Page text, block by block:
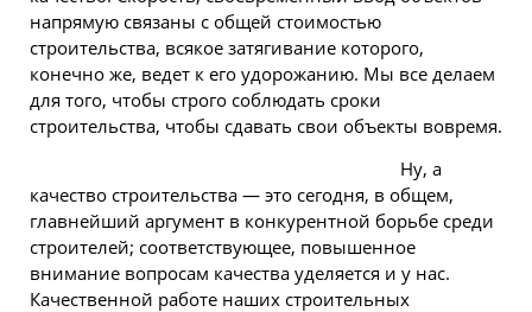
напрямую связаны с общей стоимостью
строительства, всякое затягивание которого,
конечно же, ведет к его удорожанию. Мы все делаем
для того, чтобы строго соблюдать сроки
строительства, чтобы сдавать свои объекты вовремя.
Ну, а
качество строительства — это сегодня, в общем,
главнейший аргумент в конкурентной борьбе среди
строителей; соответствующее, повышенное
внимание вопросам качества уделяется и у нас.
Качественной работе наших строительных